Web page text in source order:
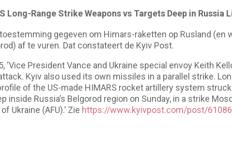
Long-Range Strike Weapons vs Targets Deep in Russia
gegeven om Himars-raketten op Rusland (en
af te vuren. Dat constateert de Kyiv Post.
‘Vice President Vance and Ukraine special envoy Keith
Kyiv also used its own missiles in a parallel strike.
of the US-made HIMARS rocket artillery system struck
inside Russia’s Belgorod region on Sunday, in a strike
Ukraine (AFU).’ Zie https://www.kyivpost.com/post/61086